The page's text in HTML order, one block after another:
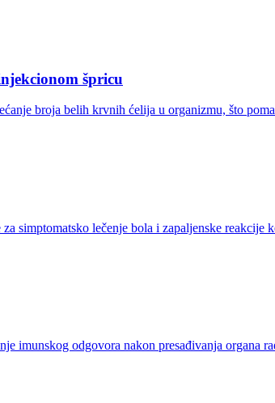
špricu
broja belih krvnih ćelija u organizmu, što
simptomatsko lečenje bola i zapaljenske
odgovora nakon presađivanja organa